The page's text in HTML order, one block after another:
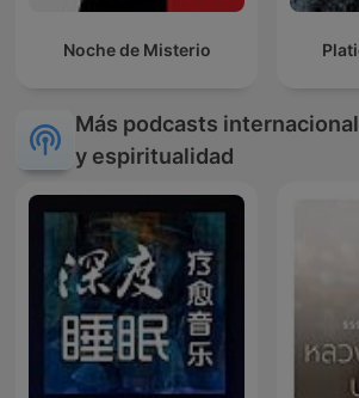
Noche de Misterio
Más podcasts
y espiritualidad